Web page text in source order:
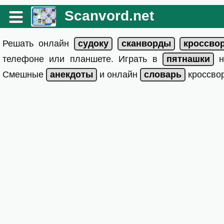
Scanvord.net
Решать онлайн
телефоне или планшете. Играть в
Смешные
и онлайн